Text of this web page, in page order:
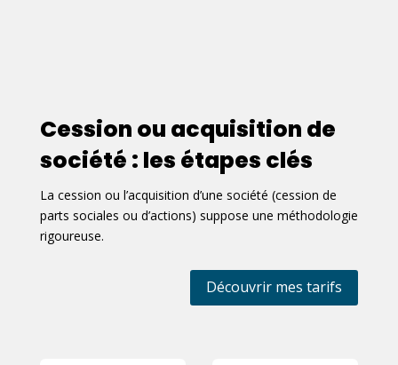
Cession ou acquisition de
société : les étapes clés
La cession ou l’acquisition d’une société (cession de
parts sociales ou d’actions) suppose une méthodologie
rigoureuse.
Découvrir mes tarifs